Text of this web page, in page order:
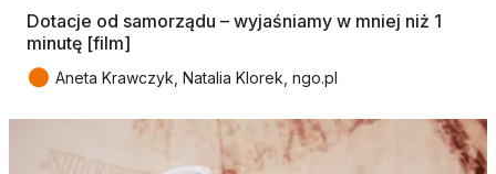
Dotacje od samorządu – wyjaśniamy w mniej niż 1
minutę [film]
● Aneta Krawczyk, Natalia Klorek, ngo.pl